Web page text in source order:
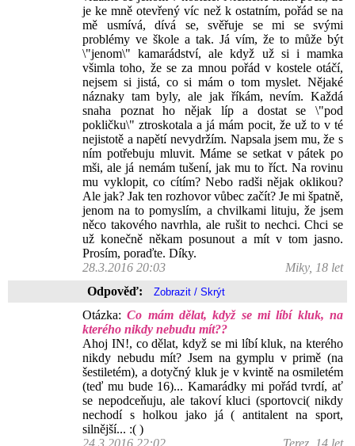
je ke mně otevřený víc než k ostatním, pořád se na
mě usmívá, dívá se, svěřuje se mi se svými
problémy ve škole a tak. Já vím, že to může být
\"jenom\" kamarádství, ale když už si i mamka
všimla toho, že se za mnou pořád v kostele otáčí,
nejsem si jistá, co si mám o tom myslet. Nějaké
náznaky tam byly, ale jak říkám, nevím. Každá
snaha poznat ho nějak líp a dostat se \"pod
pokličku\" ztroskotala a já mám pocit, že už to v té
nejistotě a napětí nevydržím. Napsala jsem mu, že s
ním potřebuju mluvit. Máme se setkat v pátek po
mši, ale já nemám tušení, jak mu to říct. Na rovinu
mu vyklopit, co cítím? Nebo radši nějak oklikou?
Ale jak? Jak ten rozhovor vůbec začít? Je mi špatně,
jenom na to pomyslím, a chvilkami lituju, že jsem
něco takového navrhla, ale rušit to nechci. Chci se
už konečně někam posunout a mít v tom jasno.
Prosím, poraďte. Díky.
28.3.2016 20:03
Miky, 18 let
Odpověď:
Otázka:Co mám dělat, když se mi líbí kluk, na
kterého nikdy nebudu mít??
Ahoj IN!, co dělat, když se mi líbí kluk, na kterého
nikdy nebudu mít? Jsem na gymplu v primě (na
šestiletém), a dotyčný kluk je v kvintě na osmiletém
(teď mu bude 16)... Kamarádky mi pořád tvrdí, ať
se nepodceňuju, ale takoví kluci (sportovci( nikdy
nechodí s holkou jako já ( antitalent na sport,
silnější... :( )
24.3.2016 22:02
Terez, 14 let